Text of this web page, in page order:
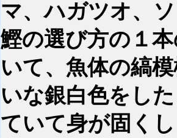
マ、ハガツオ、
鰹の選び方の１
いて、魚体の縞
いな銀白色をし
ていて身が固く